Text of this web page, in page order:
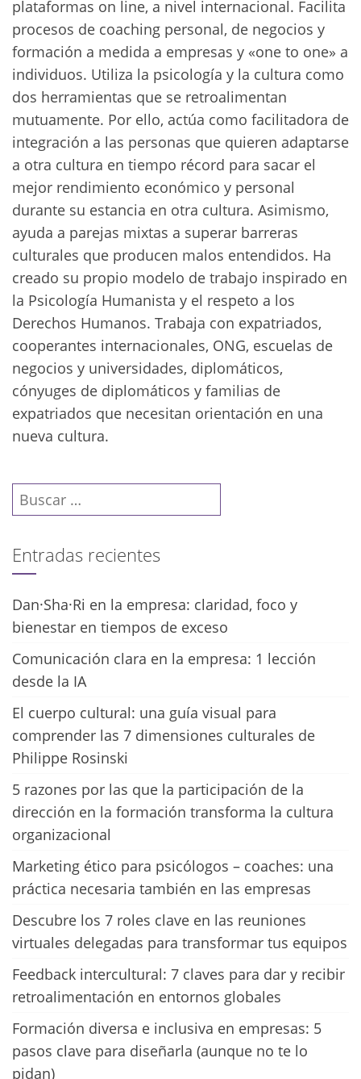
plataformas on line, a nivel internacional. Facilita
procesos de coaching personal, de negocios y
formación a medida a empresas y «one to one» a
individuos. Utiliza la psicología y la cultura como
dos herramientas que se retroalimentan
mutuamente. Por ello, actúa como facilitadora de
integración a las personas que quieren adaptarse
a otra cultura en tiempo récord para sacar el
mejor rendimiento económico y personal
durante su estancia en otra cultura. Asimismo,
ayuda a parejas mixtas a superar barreras
culturales que producen malos entendidos. Ha
creado su propio modelo de trabajo inspirado en
la Psicología Humanista y el respeto a los
Derechos Humanos. Trabaja con expatriados,
cooperantes internacionales, ONG, escuelas de
negocios y universidades, diplomáticos,
cónyuges de diplomáticos y familias de
expatriados que necesitan orientación en una
nueva cultura.
Buscar:
Entradas recientes
Dan·Sha·Ri en la empresa: claridad, foco y
bienestar en tiempos de exceso
Comunicación clara en la empresa: 1 lección
desde la IA
El cuerpo cultural: una guía visual para
comprender las 7 dimensiones culturales de
Philippe Rosinski
5 razones por las que la participación de la
dirección en la formación transforma la cultura
organizacional
Marketing ético para psicólogos – coaches: una
práctica necesaria también en las empresas
Descubre los 7 roles clave en las reuniones
virtuales delegadas para transformar tus equipos
Feedback intercultural: 7 claves para dar y recibir
retroalimentación en entornos globales
Formación diversa e inclusiva en empresas: 5
pasos clave para diseñarla (aunque no te lo
pidan)